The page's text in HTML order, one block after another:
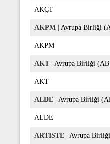
AKÇT
AKPM Avrupa Birliği
AKPM
AKT| Avrupa Birliği
AKT
ALDE Avrupa Birliği
ALDE
ARTISTE Avrupa